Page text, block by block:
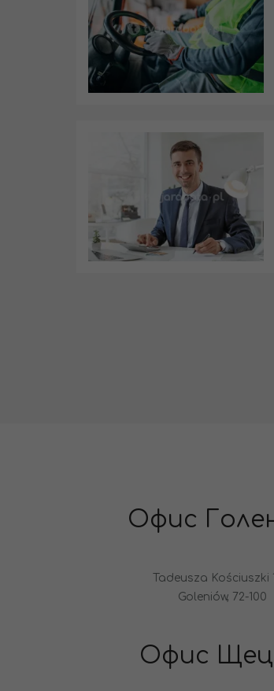
Офис
Tadeusza Kościuszki
Goleniów, 72-100
Офис